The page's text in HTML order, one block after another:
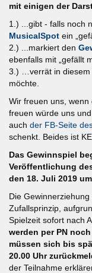
mit einigen der
1.) ...gibt - falls noch
MusicalSpot ein
2.) ...markiert den
ebenfalls mit „gefällt
3.) …verrät in diesem
möchte.
Wir freuen uns, wenn
freuen würde uns
auch der FB-Seite
schenkt. Beides ist
Das Gewinnspiel
Veröffentlichung
den 18. Juli 2019
Die
Zufallsprinzip,
Spielzeit sofort nach
werden per PN
müssen sich bis
20.00 Uhr
der Teilnahme